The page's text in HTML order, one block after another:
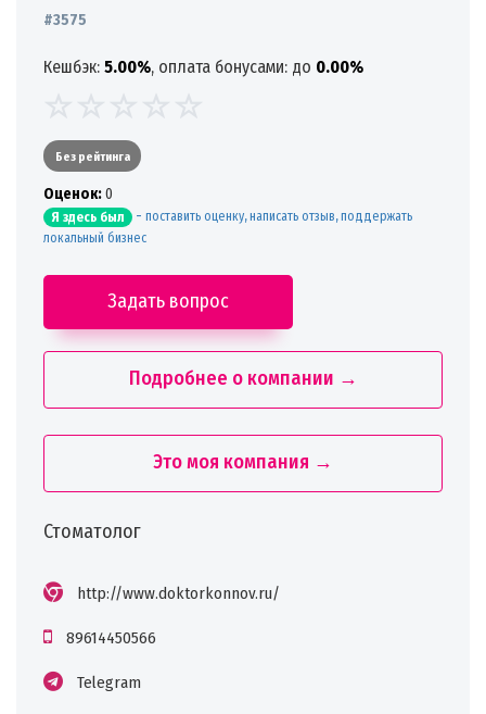
#3575
Кешбэк: 5.00%, оплата бонусами: до 0.00%
Без рейтинга
Oценок:0
Я здесь был - поставить оценку, написать отзыв, поддержать
локальный бизнес
Задать вопрос
Подробнее о компании →
Это моя компания →
Стоматолог
http://www.doktorkonnov.ru/
89614450566
Telegram